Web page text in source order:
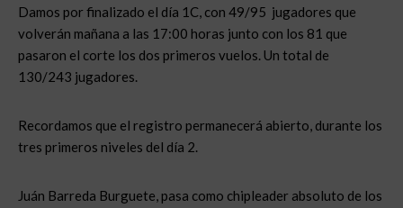
Damos por finalizado el día 1C, con 49/95 jugadores que
volverán mañana a las 17:00 horas junto con los 81 que
pasaron el corte los dos primeros vuelos. Un total de
130/243 jugadores.
Recordamos que el registro permanecerá abierto, durante los
tres primeros niveles del día 2.
Juán Barreda Burguete, pasa como chipleader absoluto de los